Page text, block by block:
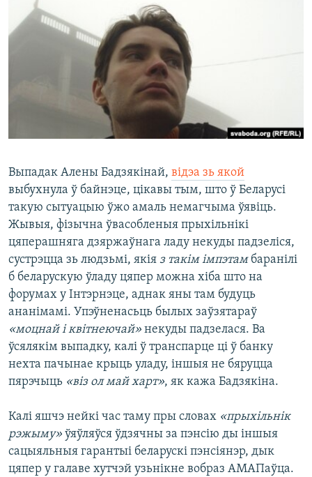
КУЛЬТУРА
КАЛЯНДАР
МОВА
НА ХВАЛЯХ СВАБОДЫ
Выпадак Алены Бадзякінай, відэа зь якой
выбухнула ў байнэце, цікавы тым, што ў Беларусі
такую сытуацыю ўжо амаль немагчыма ўявіць.
Жывыя, фізычна ўвасобленыя прыхільнікі
цяперашняга дзяржаўнага ладу некуды падзеліся,
сустрэцца зь людзьмі, якія з такім імпэтам баранілі
б беларускую ўладу цяпер можна хіба што на
форумах у Інтэрнэце, аднак яны там будуць
ананімамі. Упэўненасьць былых заўзятараў
«моцнай і квітнеючай» некуды падзелася. Ва
ўсялякім выпадку, калі ў транспарце ці ў банку
нехта пачынае крыць уладу, іншыя не бяруцца
пярэчыць «віз ол май харт», як кажа Бадзякіна.
Калі яшчэ нейкі час таму пры словах «прыхільнік
рэжыму» ўяўляўся ўдзячны за пэнсію ды іншыя
сацыяльныя гарантыі беларускі пэнсіянэр, дык
цяпер у галаве хутчэй узьнікне вобраз АМАПаўца.